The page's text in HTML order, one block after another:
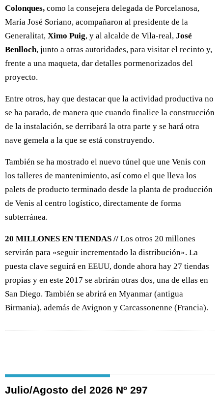
Colonques, como la consejera delegada de Porcelanosa,
María José Soriano, acompañaron al presidente de la
Generalitat, Ximo Puig, y al alcalde de Vila-real, José
Benlloch, junto a otras autoridades, para visitar el recinto y,
frente a una maqueta, dar detalles pormenorizados del
proyecto.
Entre otros, hay que destacar que la actividad productiva no
se ha parado, de manera que cuando finalice la construcción
de la instalación, se derribará la otra parte y se hará otra
nave gemela a la que se está construyendo.
También se ha mostrado el nuevo túnel que une Venis con
los talleres de mantenimiento, así como el que lleva los
palets de producto terminado desde la planta de producción
de Venis al centro logístico, directamente de forma
subterránea.
20 MILLONES EN TIENDAS // Los otros 20 millones
servirán para «seguir incrementado la distribución». La
puesta clave seguirá en EEUU, donde ahora hay 27 tiendas
propias y en este 2017 se abrirán otras dos, una de ellas en
San Diego. También se abrirá en Myanmar (antigua
Birmania), además de Avignon y Carcassonenne (Francia).
Julio/Agosto del 2026 Nº 297